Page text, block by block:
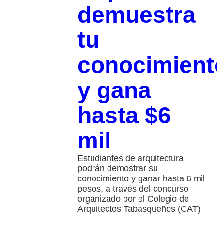
demuestra
tu
y gana
hasta $6
mil
Estudiantes de arquitectura
podrán demostrar su
conocimiento y ganar hasta 6 mil
pesos, a través del concurso
organizado por el Colegio de
Arquitectos Tabasqueños (CAT)